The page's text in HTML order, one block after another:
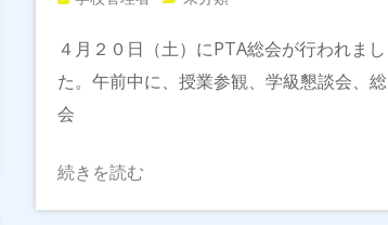
４月２０日（土）にPTA総会が行われまし
た。午前中に、授業参観、学級懇談会、総
会
続きを読む